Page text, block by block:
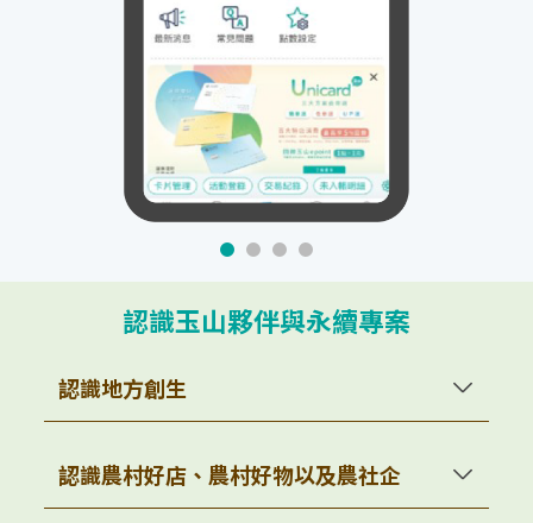
認識玉山夥伴與永續專案
認識地方創生
臺灣面臨少子化、高齡化、人口過度集中都市與
力耕耘著，他們結合在地地理特色及人文風情，
建立可持續發展的商業模式，創造就業機會，讓
當地共創共好。
認識農村好店、農村好物以及農社企